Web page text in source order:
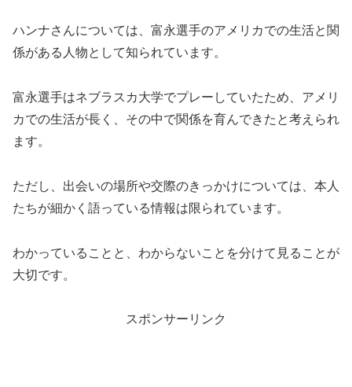
ハンナさんについては、富永選手のアメリカでの生活と関
係がある人物として知られています。
富永選手はネブラスカ大学でプレーしていたため、アメリ
カでの生活が長く、その中で関係を育んできたと考えられ
ます。
ただし、出会いの場所や交際のきっかけについては、本人
たちが細かく語っている情報は限られています。
わかっていることと、わからないことを分けて見ることが
大切です。
スポンサーリンク